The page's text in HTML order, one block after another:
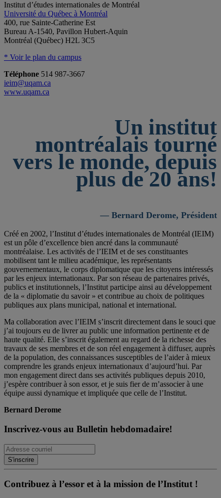
Institut d’études internationales de Montréal
Université du Québec à Montréal
400, rue Sainte-Catherine Est
Bureau A-1540, Pavillon Hubert-Aquin
Montréal (Québec) H2L 3C5
* Voir le plan du campus
Téléphone 514 987-3667
ieim@uqam.ca
www.uqam.ca
Un institut
montréalais tourné
vers le monde, depuis
plus de 20 ans!
— Bernard Derome, Président
Créé en 2002, l’Institut d’études internationales de Montréal (IEIM)
est un pôle d’excellence bien ancré dans la communauté
montréalaise. Les activités de l’IEIM et de ses constituantes
mobilisent tant le milieu académique, les représentants
gouvernementaux, le corps diplomatique que les citoyens intéressés
par les enjeux internationaux. Par son réseau de partenaires privés,
publics et institutionnels, l’Institut participe ainsi au développement
de la « diplomatie du savoir » et contribue au choix de politiques
publiques aux plans municipal, national et international.
Ma collaboration avec l’IEIM s’inscrit directement dans le souci que
j’ai toujours eu de livrer au public une information pertinente et de
haute qualité. Elle s’inscrit également au regard de la richesse des
travaux de ses membres et de son réel engagement à diffuser, auprès
de la population, des connaissances susceptibles de l’aider à mieux
comprendre les grands enjeux internationaux d’aujourd’hui. Par
mon engagement direct dans ses activités publiques depuis 2010,
j’espère contribuer à son essor, et je suis fier de m’associer à une
équipe aussi dynamique et impliquée que celle de l’Institut.
Bernard Derome
Inscrivez-vous au Bulletin hebdomadaire!
Contribuez à l’essor et à la mission de l’Institut !